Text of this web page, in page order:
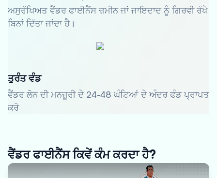
ਅਸੁਰੱਖਿਅਤ ਵੈਂਡਰ ਫਾਈਨੈਂਸ ਜ਼ਮੀਨ ਜਾਂ ਜਾਇਦਾਦ ਨੂੰ ਗਿਰਵੀ ਰੱਖੇ
ਬਿਨਾਂ ਦਿੱਤਾ ਜਾਂਦਾ ਹੈ।
ਤੁਰੰਤ ਵੰਡ
ਵੈਂਡਰ ਲੋਨ ਦੀ ਮਨਜ਼ੂਰੀ ਦੇ 24-48 ਘੰਟਿਆਂ ਦੇ ਅੰਦਰ ਫੰਡ ਪ੍ਰਾਪਤ
ਕਰੋ
ਵੈਂਡਰ ਫਾਈਨੈਂਸ ਕਿਵੇਂ ਕੰਮ ਕਰਦਾ ਹੈ?